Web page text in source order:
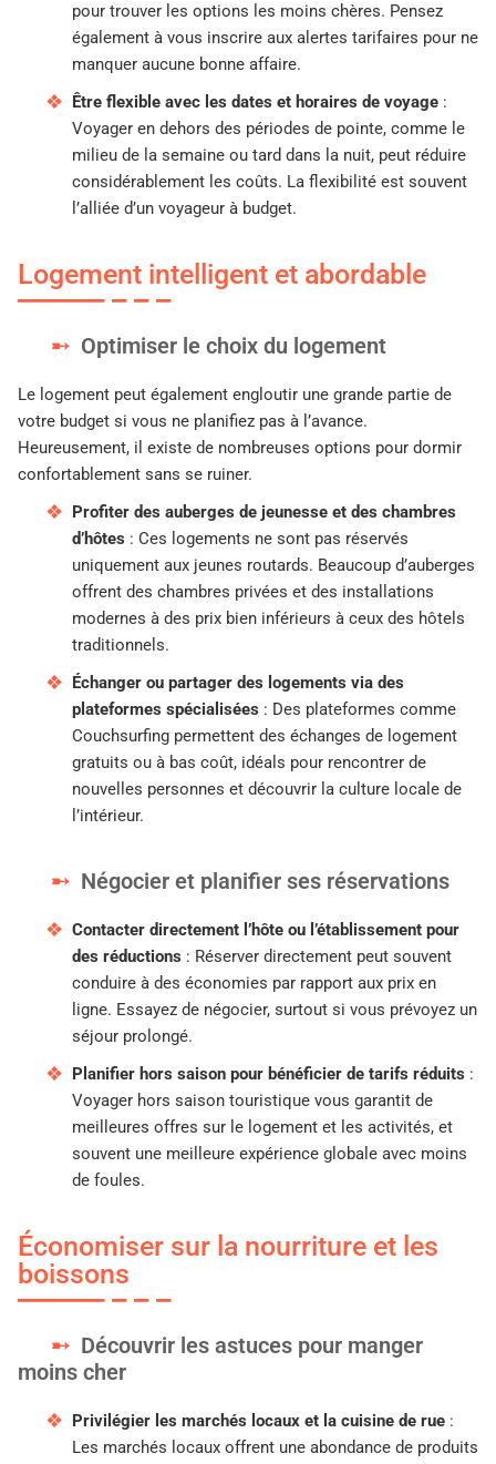
pour trouver les options les moins chères. Pensez
également à vous inscrire aux alertes tarifaires pour ne
manquer aucune bonne affaire.
Être flexible avec les dates et horaires de voyage :
Voyager en dehors des périodes de pointe, comme le
milieu de la semaine ou tard dans la nuit, peut réduire
considérablement les coûts. La flexibilité est souvent
l’alliée d’un voyageur à budget.
Logement intelligent et abordable
Optimiser le choix du logement
Le logement peut également engloutir une grande partie de
votre budget si vous ne planifiez pas à l’avance.
Heureusement, il existe de nombreuses options pour dormir
confortablement sans se ruiner.
Profiter des auberges de jeunesse et des chambres
d’hôtes : Ces logements ne sont pas réservés
uniquement aux jeunes routards. Beaucoup d’auberges
offrent des chambres privées et des installations
modernes à des prix bien inférieurs à ceux des hôtels
traditionnels.
Échanger ou partager des logements via des
plateformes spécialisées : Des plateformes comme
Couchsurfing permettent des échanges de logement
gratuits ou à bas coût, idéals pour rencontrer de
nouvelles personnes et découvrir la culture locale de
l’intérieur.
Négocier et planifier ses réservations
Contacter directement l’hôte ou l’établissement pour
des réductions : Réserver directement peut souvent
conduire à des économies par rapport aux prix en
ligne. Essayez de négocier, surtout si vous prévoyez un
séjour prolongé.
Planifier hors saison pour bénéficier de tarifs réduits :
Voyager hors saison touristique vous garantit de
meilleures offres sur le logement et les activités, et
souvent une meilleure expérience globale avec moins
de foules.
Économiser sur la nourriture et les
boissons
Découvrir les astuces pour manger
moins cher
Privilégier les marchés locaux et la cuisine de rue :
Les marchés locaux offrent une abondance de produits